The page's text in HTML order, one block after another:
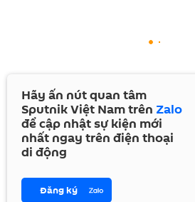
Hãy ấn nút quan tâm
Sputnik Việt Nam trên Zalo
để cập nhật sự kiện mới
nhất ngay trên điện thoại
di động
Đăng ký